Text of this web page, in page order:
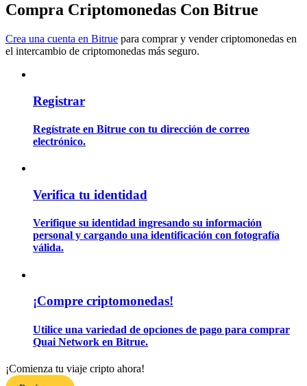
Guía de inicio de futuros
Aprenda cómo mantenerse rentable
Compra Criptomonedas Con Bitrue
Crea una cuenta en Bitrue para comprar y vender criptomonedas en
el intercambio de criptomonedas más seguro.
Registrar
Regístrate en Bitrue con tu dirección de correo
electrónico.
Verifica tu identidad
Verifique su identidad ingresando su información
personal y cargando una identificación con fotografía
válida.
¡Compre criptomonedas!
Utilice una variedad de opciones de pago para comprar
Quai Network en Bitrue.
¡Comienza tu viaje cripto ahora!